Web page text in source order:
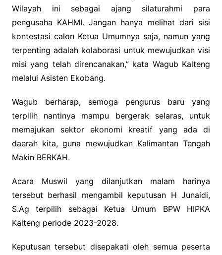
Wilayah ini sebagai ajang silaturahmi para
pengusaha KAHMI. Jangan hanya melihat dari sisi
kontestasi calon Ketua Umumnya saja, namun yang
terpenting adalah kolaborasi untuk mewujudkan visi
misi yang telah direncanakan,” kata Wagub Kalteng
melalui Asisten Ekobang.
Wagub berharap, semoga pengurus baru yang
terpilih nantinya mampu bergerak selaras, untuk
memajukan sektor ekonomi kreatif yang ada di
daerah kita, guna mewujudkan Kalimantan Tengah
Makin BERKAH.
Acara Muswil yang dilanjutkan malam harinya
tersebut berhasil mengambil keputusan H Junaidi,
S.Ag terpilih sebagai Ketua Umum BPW HIPKA
Kalteng periode 2023-2028.
Keputusan tersebut disepakati oleh semua peserta